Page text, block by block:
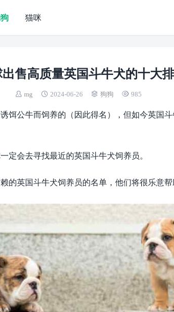
猫咪
售高质量英国斗牛犬的十大
mg 2024-06-26 狗狗 985
饵公牛而饲养的（因此得名），但如今英国
定会去寻找最近的英国斗牛犬饲养员。
的英国斗牛犬饲养员的名单，他们将很乐意